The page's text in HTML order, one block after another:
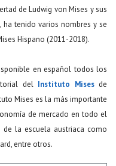
de Ludwig von Mises y sus
ha tenido varios nombres y se
Hispano (2011-2018).
en español todos los
del Instituto Misesde
Mises es la más importante
de mercado en todo el
la escuela austriaca como
entre otros.